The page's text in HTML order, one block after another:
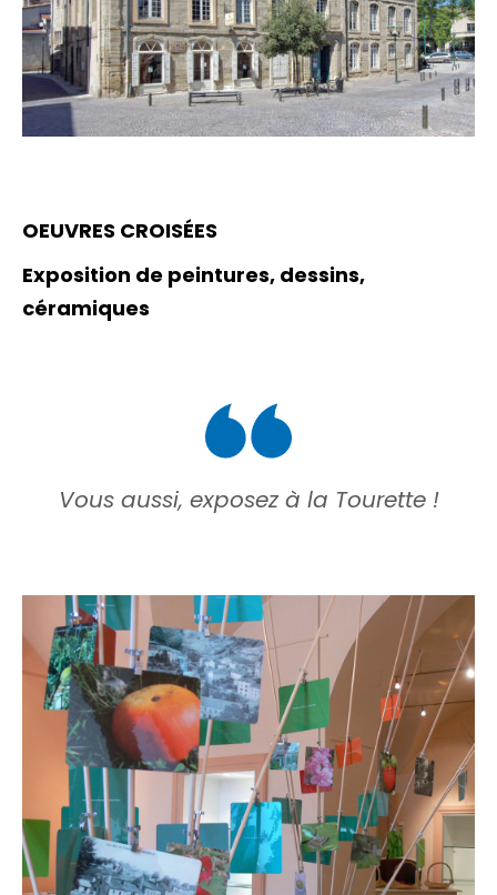
OEUVRES CROISÉES
Exposition de peintures, dessins,
céramiques
Vous aussi, exposez à la Tourette !